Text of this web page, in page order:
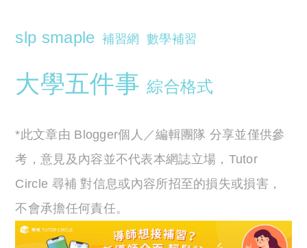
slp smaple 補習網 數學補習
大學五件事 綜合格式
*此文章由 Blogger個人／編輯團隊 分享並僅供參
考，意見及內容並不代表本網誌立場，Tutor
Circle 尋補 對信息或內容所招至的損失或損害，
不會承擔任何責任。